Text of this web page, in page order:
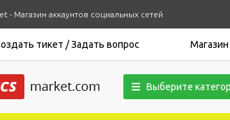
- Магазин аккаунтов социальных сетей
тикет / Задать вопрос Магазин
Выберите